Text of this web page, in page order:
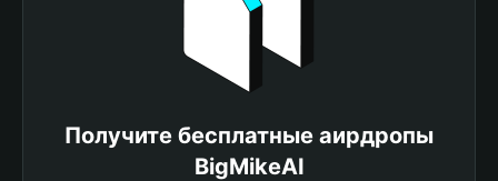
Получите бесплатные аирдропы
BigMikeAI